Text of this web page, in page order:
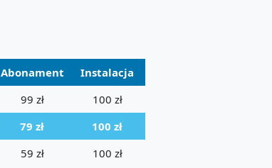
Abonament
Instalacja
99 zł
100 zł
79 zł
100 zł
59 zł
100 zł